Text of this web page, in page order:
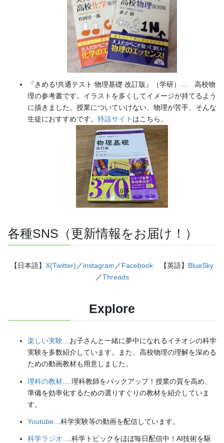
『きめる!共通テスト 物理基礎 改訂版』（学研）… 高校物
理の参考書です。イラストを多くしてイメージが持てるよう
に描きました。授業についていけない、物理が苦手、そんな
生徒におすすめです。 特設サイト はこちら。
各種SNS（更新情報をお届け！）
【日本語】 X(Twitter)／instagram／Facebook 【英語】 BlueSky
／Threads
Explore
楽しい実験…お子さんと一緒に夢中になれるイチオシの科学
実験を多数紹介しています。また、高校物理の理解を深める
ための動画教材も用意しました。
理科の教材 … 理科教師をバックアップ！授業の質を高め、
準備を効率化するための選りすぐりの教材を紹介していま
す。
Youtube …科学実験等の動画を配信しています。
科学ラジオ …科学トピックをほぼ毎日配信中！AI技術を駆